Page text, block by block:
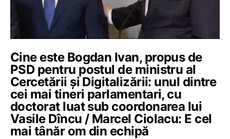
Cine este Bogdan Ivan, propus de
PSD pentru postul de ministru al
Cercetării și Digitalizării: unul dintre
cei mai tineri parlamentari, cu
doctorat luat sub coordonarea lui
Vasile Dîncu / Marcel Ciolacu: E cel
mai tânăr om din echipă